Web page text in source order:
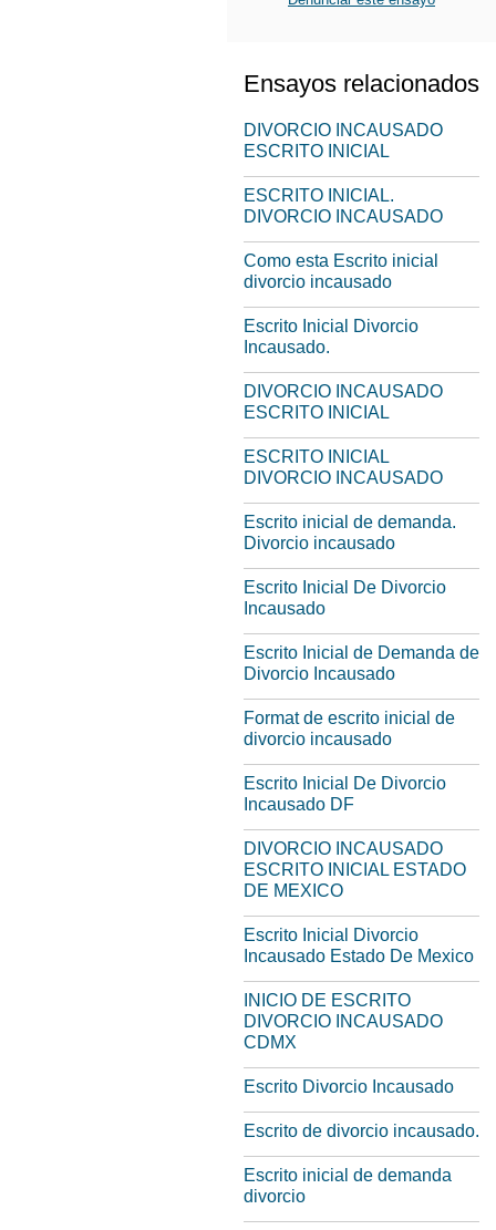
Ensayos relacionados
DIVORCIO INCAUSADO
ESCRITO INICIAL
ESCRITO INICIAL.
DIVORCIO INCAUSADO
Como esta Escrito inicial
divorcio incausado
Escrito Inicial Divorcio
Incausado.
DIVORCIO INCAUSADO
ESCRITO INICIAL
ESCRITO INICIAL
DIVORCIO INCAUSADO
Escrito inicial de demanda.
Divorcio incausado
Escrito Inicial De Divorcio
Incausado
Escrito Inicial de Demanda de
Divorcio Incausado
Format de escrito inicial de
divorcio incausado
Escrito Inicial De Divorcio
Incausado DF
DIVORCIO INCAUSADO
ESCRITO INICIAL ESTADO
DE MEXICO
Escrito Inicial Divorcio
Incausado Estado De Mexico
INICIO DE ESCRITO
DIVORCIO INCAUSADO
CDMX
Escrito Divorcio Incausado
Escrito de divorcio incausado.
Escrito inicial de demanda
divorcio